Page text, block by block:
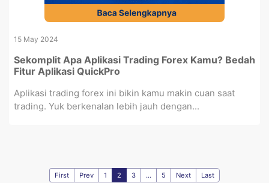
15 May 2024
Sekomplit Apa Aplikasi Trading Forex Kamu? Bedah
Fitur Aplikasi QuickPro
Aplikasi trading forex ini bikin kamu makin cuan saat
trading. Yuk berkenalan lebih jauh dengan...
First Prev 1 2 3 ... 5 Next Last